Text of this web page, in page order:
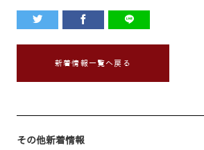
新着情報一覧へ戻る
その他新着情報